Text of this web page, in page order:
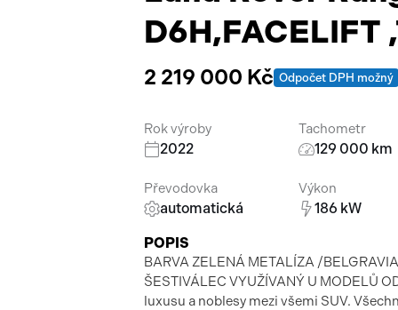
D6H,FACELIFT
2 219 000 Kč Odpočet DPH možný
Rok výroby
2022
Tachometr
129 000 km
Převodovka
automatická
Výkon
186 kW
POPIS
BARVA ZELENÁ METALÍZA /
ŠESTIVÁLEC VYUŽÍVANÝ U MODELŮ
luxusu a noblesy mezi všemi SUV.